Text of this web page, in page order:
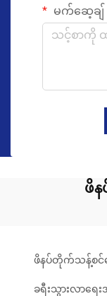
မက်ဆေ့ချ်
ဖိ
ဖိနပ်တိုက်သန့်စင်ရ
ခရီးသွားလာရေး